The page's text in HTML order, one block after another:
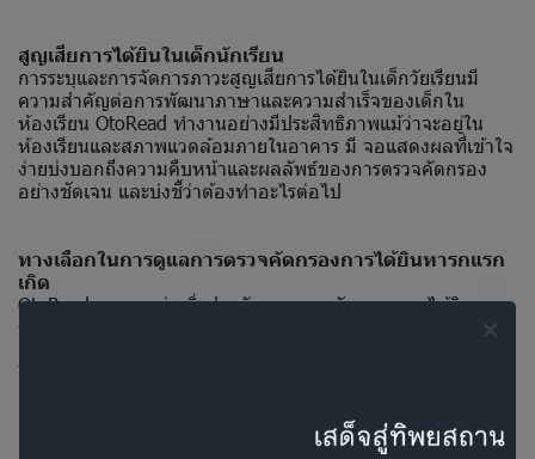
สูญเสียการได้ยินในเด็กนักเรียน
การระบุและการจัดการภาวะสูญเสียการได้ยินในเด็กวัยเรียนมี
ความสำคัญต่อการพัฒนาภาษาและความสำเร็จของเด็กใน
ห้องเรียน OtoRead ทำงานอย่างมีประสิทธิภาพแม้ว่าจะอยู่ใน
ห้องเรียนและสภาพแวดล้อมภายในอาคาร มี จอแสดงผลที่เข้าใจ
ง่ายบ่งบอกถึงความคืบหน้าและผลลัพธ์ของการตรวจคัดกรอง
อย่างชัดเจน และบ่งชี้ว่าต้องทำอะไรต่อไป
ทางเลือกในการดูแลการตรวจคัดกรองการได้ยินทารกแรก
เกิด
OtoRead เหมาะอย่างยิ่งสำหรับการตรวจคัดกรองการได้ยินของ
ทารกแรกเกิด โดยนำเสนอเกณฑ์การผ่านและไม่ผ่านที่กำหนดไว้
ให้การตีความผลลัพธ์ที่ง่ายขึ้น
การออกแบบที่ใส่ใจเพื่อรองรับขั้นตอนการทำงานของคุณ